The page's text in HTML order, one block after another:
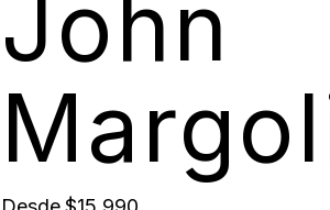
John
Precio